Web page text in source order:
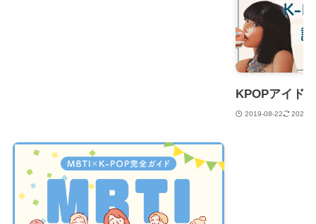
KPOPアイド
2019-08-22 2024-